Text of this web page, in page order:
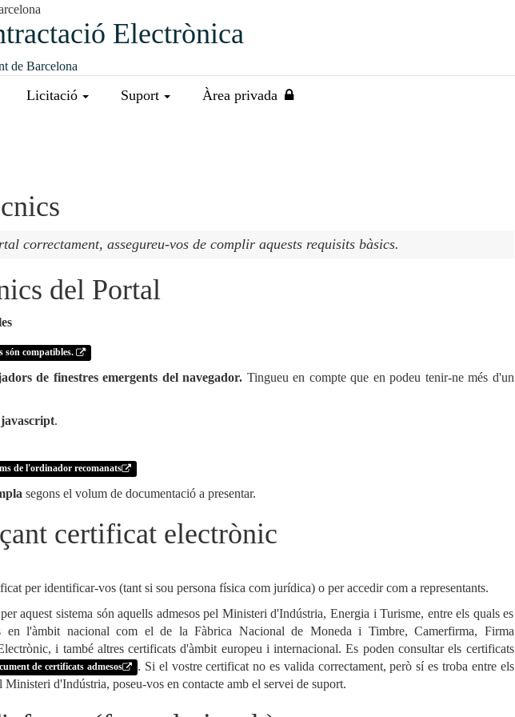
Electrònica
de Barcelona
Licitació Suport Àrea privada
correctament, assegureu-vos de complir aquests requisits bàsics.
del Portal
són compatibles.
de finestres emergents del navegador. Tingueu en compte que en podeu tenir-ne més d'un
javascript.
de l'ordinador recomanats
segons el volum de documentació a presentar.
certificat electrònic
per identificar-vos (tant si sou persona física com jurídica) o per accedir com a representants.
aquest sistema són aquells admesos pel Ministeri d'Indústria, Energia i Turisme, entre els quals es
en l'àmbit nacional com el de la Fàbrica Nacional de Moneda i Timbre, Camerfirma, Firma
i també altres certificats d'àmbit europeu i internacional. Es poden consultar els certificats
de certificats admesos
. Si el vostre certificat no es valida correctament, però sí es troba entre els
Ministeri d'Indústria, poseu-vos en contacte amb el servei de suport.